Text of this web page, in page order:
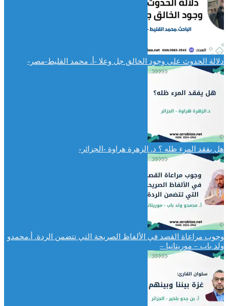
دلالة الحدوث على وجود الخالق جل وعلا -أ. محمد القليط-مصر-
هل بفقد المرء ظله ؟ د. الزهرة هراوة -الجزائر-
وجوب مراعاة القصد في الألفاظ الصريحة التي تتضمن الردة. أ.محمدو
ولد باب – موريتانيا –